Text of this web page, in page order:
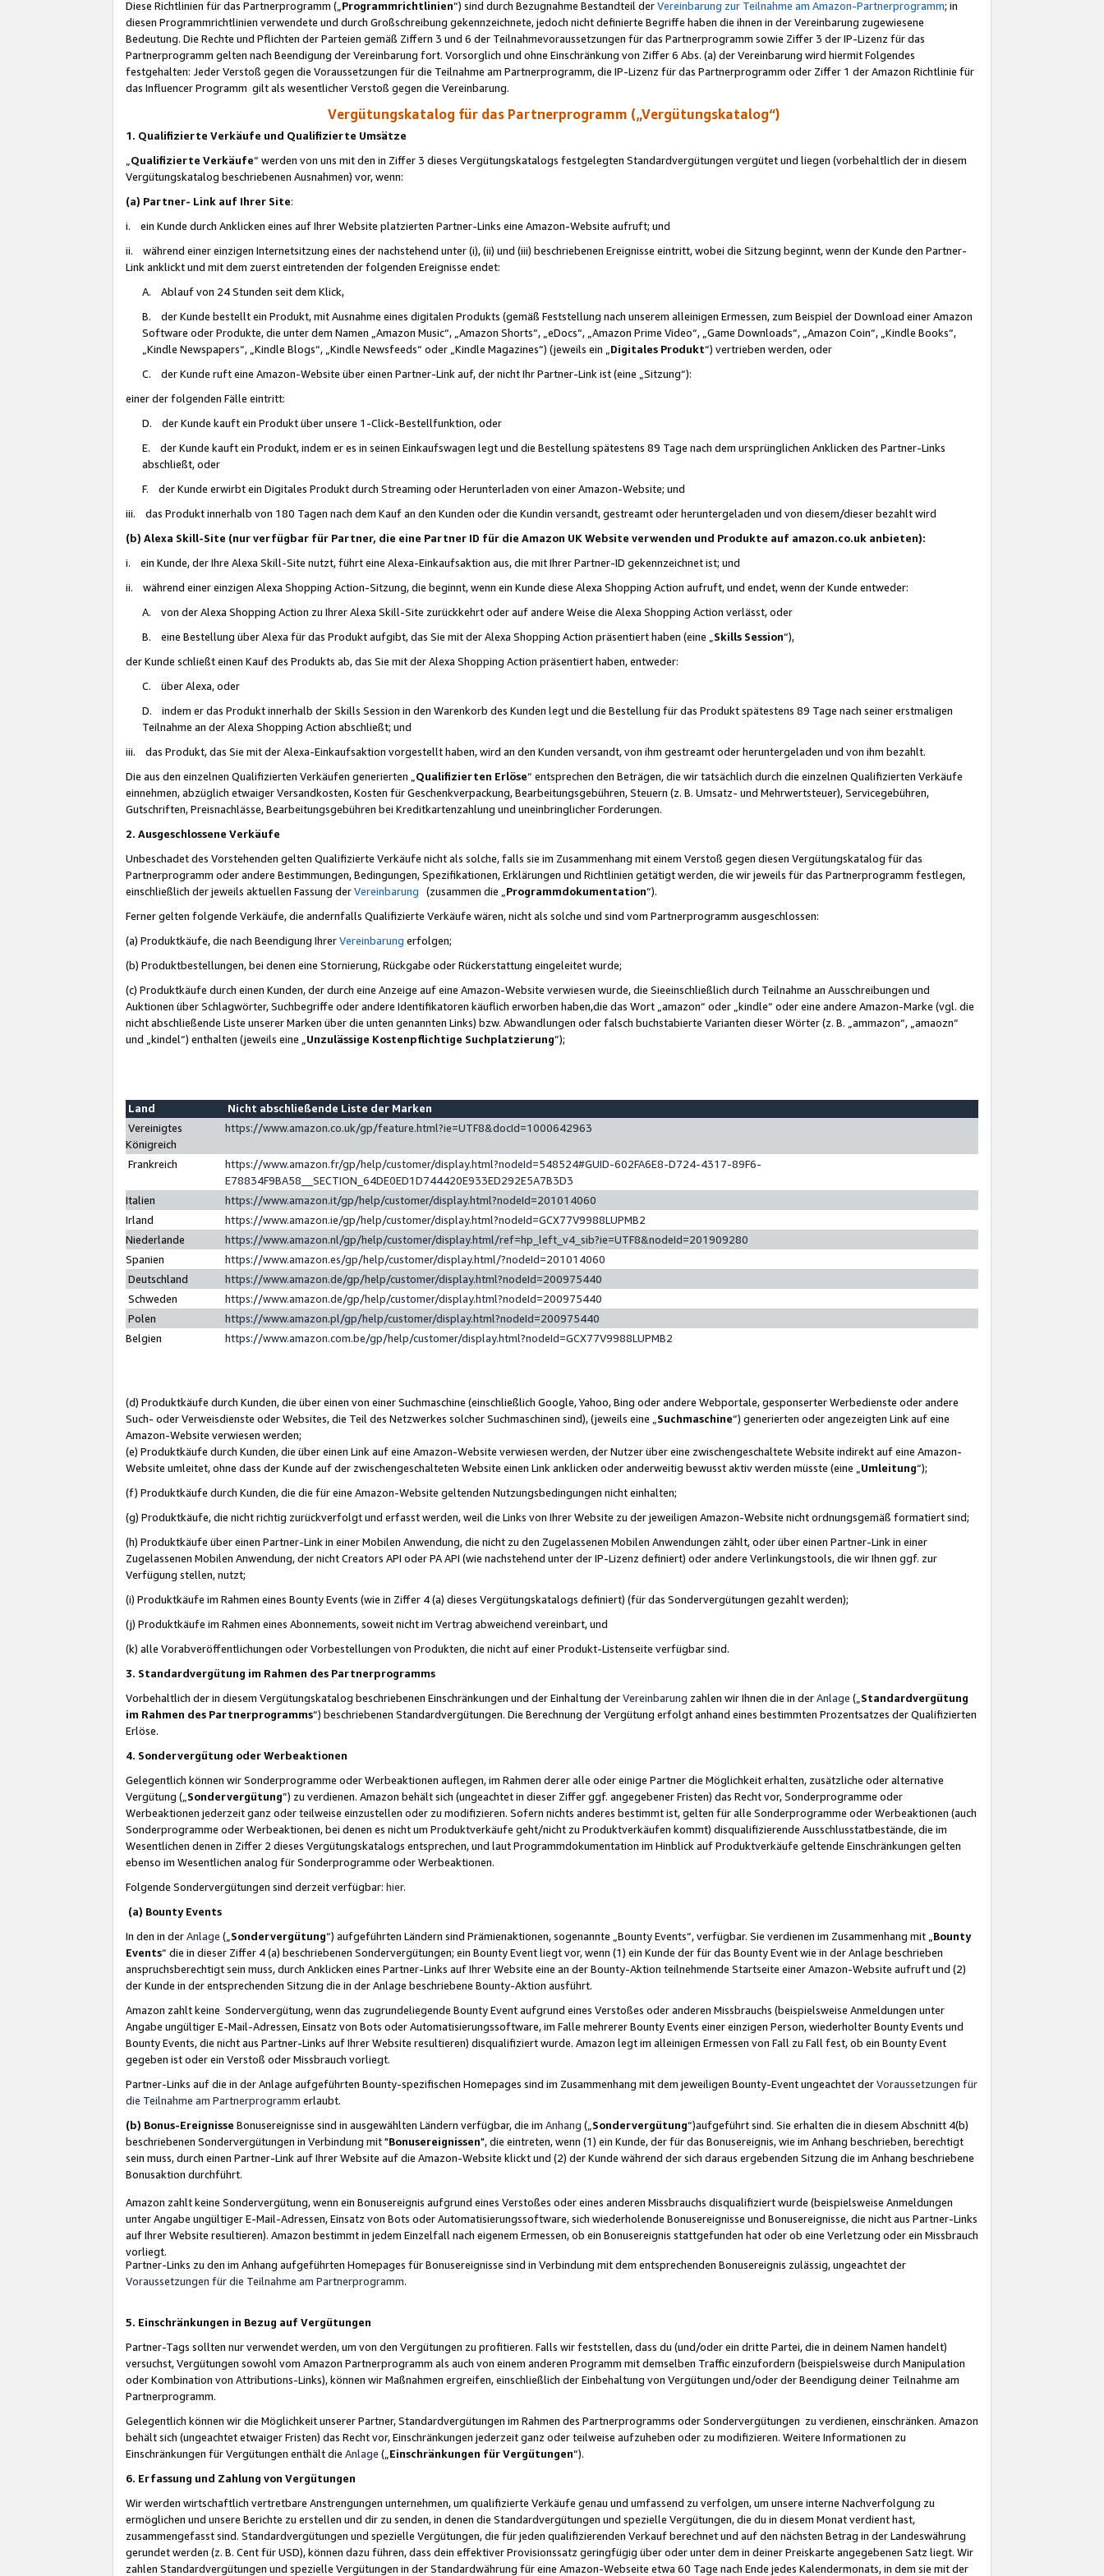
Diese Richtlinien für das Partnerprogramm („Programmrichtlinien“) sind durch Bezugnahme Bestandteil derVereinbarung zur Teilnahme am Amazon-Partnerprogramm; in
diesen Programmrichtlinien verwendete und durch Großschreibung gekennzeichnete, jedoch nicht definierte Begriffe haben die ihnen in der Vereinbarung zugewiesene
Bedeutung. Die Rechte und Pflichten der Parteien gemäß Ziffern 3 und 6 der Teilnahmevoraussetzungen für das Partnerprogramm sowie Ziffer 3 der IP-Lizenz für das
Partnerprogramm gelten nach Beendigung der Vereinbarung fort. Vorsorglich und ohne Einschränkung von Ziffer 6 Abs. (a) der Vereinbarung wird hiermit Folgendes
festgehalten: Jeder Verstoß gegen die Voraussetzungen für die Teilnahme am Partnerprogramm, die IP-Lizenz für das Partnerprogramm oder Ziffer 1 der Amazon Richtlinie für
das Influencer Programm gilt als wesentlicher Verstoß gegen die Vereinbarung.
Vergütungskatalog für das Partnerprogramm („Vergütungskatalog“)
1. Qualifizierte Verkäufe und Qualifizierte Umsätze
Qualifizierte Verkäufe“ werden von uns mit den in Ziffer 3 dieses Vergütungskatalogs festgelegten Standardvergütungen vergütet und liegen (vorbehaltlich der in diesem
Vergütungskatalog beschriebenen Ausnahmen) vor, wenn:
(a) Partner- Link auf Ihrer Site:
i. ein Kunde durch Anklicken eines auf Ihrer Website platzierten Partner-Links eine Amazon-Website aufruft; und
ii. während einer einzigen Internetsitzung eines der nachstehend unter (i), (ii) und (iii) beschriebenen Ereignisse eintritt, wobei die Sitzung beginnt, wenn der Kunde den Partner-
Link anklickt und mit dem zuerst eintretenden der folgenden Ereignisse endet:
A. Ablauf von 24 Stunden seit dem Klick,
B. der Kunde bestellt ein Produkt, mit Ausnahme eines digitalen Produkts (gemäß Feststellung nach unserem alleinigen Ermessen, zum Beispiel der Download einer Amazon
Software oder Produkte, die unter dem Namen „Amazon Music“, „Amazon Shorts“, „eDocs“, „Amazon Prime Video“, „Game Downloads“, „Amazon Coin“, „Kindle Books“,
„Kindle Newspapers“, „Kindle Blogs“, „Kindle Newsfeeds“ oder „Kindle Magazines“) (jeweils ein „ Digitales Produkt“) vertrieben werden, oder
C. der Kunde ruft eine Amazon-Website über einen Partner-Link auf, der nicht Ihr Partner-Link ist (eine „Sitzung“):
einer der folgenden Fälle eintritt:
D. der Kunde kauft ein Produkt über unsere 1-Click-Bestellfunktion, oder
E. der Kunde kauft ein Produkt, indem er es in seinen Einkaufswagen legt und die Bestellung spätestens 89 Tage nach dem ursprünglichen Anklicken des Partner-Links
abschließt, oder
F. der Kunde erwirbt ein Digitales Produkt durch Streaming oder Herunterladen von einer Amazon-Website; und
iii. das Produkt innerhalb von 180 Tagen nach dem Kauf an den Kunden oder die Kundin versandt, gestreamt oder heruntergeladen und von diesem/dieser bezahlt wird
(b) Alexa Skill-Site (nur verfügbar für Partner, die eine Partner ID für die Amazon UK Website verwenden und Produkte auf amazon.co.uk anbieten):
i. ein Kunde, der Ihre Alexa Skill-Site nutzt, führt eine Alexa-Einkaufsaktion aus, die mit Ihrer Partner-ID gekennzeichnet ist; und
ii. während einer einzigen Alexa Shopping Action-Sitzung, die beginnt, wenn ein Kunde diese Alexa Shopping Action aufruft, und endet, wenn der Kunde entweder:
A. von der Alexa Shopping Action zu Ihrer Alexa Skill-Site zurückkehrt oder auf andere Weise die Alexa Shopping Action verlässt, oder
B. eine Bestellung über Alexa für das Produkt aufgibt, das Sie mit der Alexa Shopping Action präsentiert haben (eine „ Skills Session“),
der Kunde schließt einen Kauf des Produkts ab, das Sie mit der Alexa Shopping Action präsentiert haben, entweder:
C. über Alexa, oder
D. indem er das Produkt innerhalb der Skills Session in den Warenkorb des Kunden legt und die Bestellung für das Produkt spätestens 89 Tage nach seiner erstmaligen
Teilnahme an der Alexa Shopping Action abschließt; und
iii. das Produkt, das Sie mit der Alexa-Einkaufsaktion vorgestellt haben, wird an den Kunden versandt, von ihm gestreamt oder heruntergeladen und von ihm bezahlt.
Die aus den einzelnen Qualifizierten Verkäufen generierten „ Qualifizierten Erlöse“ entsprechen den Beträgen, die wir tatsächlich durch die einzelnen Qualifizierten Verkäufe
einnehmen, abzüglich etwaiger Versandkosten, Kosten für Geschenkverpackung, Bearbeitungsgebühren, Steuern (z. B. Umsatz- und Mehrwertsteuer), Servicegebühren,
Gutschriften, Preisnachlässe, Bearbeitungsgebühren bei Kreditkartenzahlung und uneinbringlicher Forderungen.
2. Ausgeschlossene Verkäufe
Unbeschadet des Vorstehenden gelten Qualifizierte Verkäufe nicht als solche, falls sie im Zusammenhang mit einem Verstoß gegen diesen Vergütungskatalog für das
Partnerprogramm oder andere Bestimmungen, Bedingungen, Spezifikationen, Erklärungen und Richtlinien getätigt werden, die wir jeweils für das Partnerprogramm festlegen,
einschließlich der jeweils aktuellen Fassung derVereinbarung (zusammen die „ Programmdokumentation“).
Ferner gelten folgende Verkäufe, die andernfalls Qualifizierte Verkäufe wären, nicht als solche und sind vom Partnerprogramm ausgeschlossen:
(a) Produktkäufe, die nach Beendigung IhrerVereinbarung erfolgen;
(b) Produktbestellungen, bei denen eine Stornierung, Rückgabe oder Rückerstattung eingeleitet wurde;
(c) Produktkäufe durch einen Kunden, der durch eine Anzeige auf eine Amazon-Website verwiesen wurde, die Sieeinschließlich durch Teilnahme an Ausschreibungen und
Auktionen über Schlagwörter, Suchbegriffe oder andere Identifikatoren käuflich erworben haben,die das Wort „amazon“ oder „kindle“ oder eine andere Amazon-Marke (vgl. die
nicht abschließende Liste unserer Marken über die unten genannten Links) bzw. Abwandlungen oder falsch buchstabierte Varianten dieser Wörter (z. B. „ammazon“, „amaozn“
und „kindel“) enthalten (jeweils eine „ Unzulässige Kostenpflichtige Suchplatzierung”);
Land
Nicht abschließende Liste der Marken
Vereinigtes
Königreich
https://www.amazon.co.uk/gp/feature.html?ie=UTF8&docId=1000642963
Frankreich
https://www.amazon.fr/gp/help/customer/display.html?nodeId=548524#GUID-602FA6E8-D724-4317-89F6-
E78834F9BA58__SECTION_64DE0ED1D744420E933ED292E5A7B3D3
Italien
https://www.amazon.it/gp/help/customer/display.html?nodeId=201014060
Irland
https://www.amazon.ie/gp/help/customer/display.html?nodeId=GCX77V9988LUPMB2
Niederlande
https://www.amazon.nl/gp/help/customer/display.html/ref=hp_left_v4_sib?ie=UTF8&nodeId=201909280
Spanien
https://www.amazon.es/gp/help/customer/display.html/?nodeId=201014060
Deutschland
https://www.amazon.de/gp/help/customer/display.html?nodeId=200975440
Schweden
https://www.amazon.de/gp/help/customer/display.html?nodeId=200975440
Polen
https://www.amazon.pl/gp/help/customer/display.html?nodeId=200975440
Belgien
https://www.amazon.com.be/gp/help/customer/display.html?nodeId=GCX77V9988LUPMB2
(d) Produktkäufe durch Kunden, die über einen von einer Suchmaschine (einschließlich Google, Yahoo, Bing oder andere Webportale, gesponserter Werbedienste oder andere
Such- oder Verweisdienste oder Websites, die Teil des Netzwerkes solcher Suchmaschinen sind), (jeweils eine „ Suchmaschine“) generierten oder angezeigten Link auf eine
Amazon-Website verwiesen werden;
(e) Produktkäufe durch Kunden, die über einen Link auf eine Amazon-Website verwiesen werden, der Nutzer über eine zwischengeschaltete Website indirekt auf eine Amazon-
Website umleitet, ohne dass der Kunde auf der zwischengeschalteten Website einen Link anklicken oder anderweitig bewusst aktiv werden müsste (eine „ Umleitung“);
(f) Produktkäufe durch Kunden, die die für eine Amazon-Website geltenden Nutzungsbedingungen nicht einhalten;
(g) Produktkäufe, die nicht richtig zurückverfolgt und erfasst werden, weil die Links von Ihrer Website zu der jeweiligen Amazon-Website nicht ordnungsgemäß formatiert sind;
(h) Produktkäufe über einen Partner-Link in einer Mobilen Anwendung, die nicht zu den Zugelassenen Mobilen Anwendungen zählt, oder über einen Partner-Link in einer
Zugelassenen Mobilen Anwendung, der nicht Creators API oder PA API (wie nachstehend unter der IP-Lizenz definiert) oder andere Verlinkungstools, die wir Ihnen ggf. zur
Verfügung stellen, nutzt;
(i) Produktkäufe im Rahmen eines Bounty Events (wie in Ziffer 4 (a) dieses Vergütungskatalogs definiert) (für das Sondervergütungen gezahlt werden);
(j) Produktkäufe im Rahmen eines Abonnements, soweit nicht im Vertrag abweichend vereinbart, und
(k) alle Vorabveröffentlichungen oder Vorbestellungen von Produkten, die nicht auf einer Produkt-Listenseite verfügbar sind.
3. Standardvergütung im Rahmen des Partnerprogramms
Vorbehaltlich der in diesem Vergütungskatalog beschriebenen Einschränkungen und der Einhaltung derVereinbarung zahlen wir Ihnen die in derAnlage („ Standardvergütung
im Rahmen des Partnerprogramms“) beschriebenen Standardvergütungen. Die Berechnung der Vergütung erfolgt anhand eines bestimmten Prozentsatzes der Qualifizierten
Erlöse.
4. Sondervergütung oder Werbeaktionen
Gelegentlich können wir Sonderprogramme oder Werbeaktionen auflegen, im Rahmen derer alle oder einige Partner die Möglichkeit erhalten, zusätzliche oder alternative
Vergütung („ Sondervergütung”) zu verdienen. Amazon behält sich (ungeachtet in dieser Ziffer ggf. angegebener Fristen) das Recht vor, Sonderprogramme oder
Werbeaktionen jederzeit ganz oder teilweise einzustellen oder zu modifizieren. Sofern nichts anderes bestimmt ist, gelten für alle Sonderprogramme oder Werbeaktionen (auch
Sonderprogramme oder Werbeaktionen, bei denen es nicht um Produktverkäufe geht/nicht zu Produktverkäufen kommt) disqualifizierende Ausschlusstatbestände, die im
Wesentlichen denen in Ziffer 2 dieses Vergütungskatalogs entsprechen, und laut Programmdokumentation im Hinblick auf Produktverkäufe geltende Einschränkungen gelten
ebenso im Wesentlichen analog für Sonderprogramme oder Werbeaktionen.
Folgende Sondervergütungen sind derzeit verfügbar: hier.
(a) Bounty Events
In den in derAnlage („ Sondervergütung“) aufgeführten Ländern sind Prämienaktionen, sogenannte „Bounty Events“, verfügbar. Sie verdienen im Zusammenhang mit „ Bounty
Events“ die in dieser Ziffer 4 (a) beschriebenen Sondervergütungen; ein Bounty Event liegt vor, wenn (1) ein Kunde der für das Bounty Event wie in der Anlage beschrieben
anspruchsberechtigt sein muss, durch Anklicken eines Partner-Links auf Ihrer Website eine an der Bounty-Aktion teilnehmende Startseite einer Amazon-Website aufruft und (2)
der Kunde in der entsprechenden Sitzung die in der Anlage beschriebene Bounty-Aktion ausführt.
Amazon zahlt keine Sondervergütung, wenn das zugrundeliegende Bounty Event aufgrund eines Verstoßes oder anderen Missbrauchs (beispielsweise Anmeldungen unter
Angabe ungültiger E-Mail-Adressen, Einsatz von Bots oder Automatisierungssoftware, im Falle mehrerer Bounty Events einer einzigen Person, wiederholter Bounty Events und
Bounty Events, die nicht aus Partner-Links auf Ihrer Website resultieren) disqualifiziert wurde. Amazon legt im alleinigen Ermessen von Fall zu Fall fest, ob ein Bounty Event
gegeben ist oder ein Verstoß oder Missbrauch vorliegt.
Partner-Links auf die in der Anlage aufgeführten Bounty-spezifischen Homepages sind im Zusammenhang mit dem jeweiligen Bounty-Event ungeachtet derVoraussetzungen für
die Teilnahme am Partnerprogramm erlaubt.
(b) Bonus-Ereignisse Bonusereignisse sind in ausgewählten Ländern verfügbar, die im Anhang („ Sondervergütung“)aufgeführt sind. Sie erhalten die in diesem Abschnitt 4(b)
beschriebenen Sondervergütungen in Verbindung mit "Bonusereignissen", die eintreten, wenn (1) ein Kunde, der für das Bonusereignis, wie im Anhang beschrieben, berechtigt
sein muss, durch einen Partner-Link auf Ihrer Website auf die Amazon-Website klickt und (2) der Kunde während der sich daraus ergebenden Sitzung die im Anhang beschriebene
Bonusaktion durchführt.
Amazon zahlt keine Sondervergütung, wenn ein Bonusereignis aufgrund eines Verstoßes oder eines anderen Missbrauchs disqualifiziert wurde (beispielsweise Anmeldungen
unter Angabe ungültiger E-Mail-Adressen, Einsatz von Bots oder Automatisierungssoftware, sich wiederholende Bonusereignisse und Bonusereignisse, die nicht aus Partner-Links
auf Ihrer Website resultieren). Amazon bestimmt in jedem Einzelfall nach eigenem Ermessen, ob ein Bonusereignis stattgefunden hat oder ob eine Verletzung oder ein Missbrauch
vorliegt.
Partner-Links zu den im Anhang aufgeführten Homepages für Bonusereignisse sind in Verbindung mit dem entsprechenden Bonusereignis zulässig, ungeachtet der
Voraussetzungen für die Teilnahme am Partnerprogramm.
5. Einschränkungen in Bezug auf Vergütungen
Partner-Tags sollten nur verwendet werden, um von den Vergütungen zu profitieren. Falls wir feststellen, dass du (und/oder ein dritte Partei, die in deinem Namen handelt)
versuchst, Vergütungen sowohl vom Amazon Partnerprogramm als auch von einem anderen Programm mit demselben Traffic einzufordern (beispielsweise durch Manipulation
oder Kombination von Attributions-Links), können wir Maßnahmen ergreifen, einschließlich der Einbehaltung von Vergütungen und/oder der Beendigung deiner Teilnahme am
Partnerprogramm.
Gelegentlich können wir die Möglichkeit unserer Partner, Standardvergütungen im Rahmen des Partnerprogramms oder Sondervergütungen zu verdienen, einschränken. Amazon
behält sich (ungeachtet etwaiger Fristen) das Recht vor, Einschränkungen jederzeit ganz oder teilweise aufzuheben oder zu modifizieren. Weitere Informationen zu
Einschränkungen für Vergütungen enthält die Anlage („ Einschränkungen für Vergütungen“).
6. Erfassung und Zahlung von Vergütungen
Wir werden wirtschaftlich vertretbare Anstrengungen unternehmen, um qualifizierte Verkäufe genau und umfassend zu verfolgen, um unsere interne Nachverfolgung zu
ermöglichen und unsere Berichte zu erstellen und dir zu senden, in denen die Standardvergütungen und spezielle Vergütungen, die du in diesem Monat verdient hast,
zusammengefasst sind. Standardvergütungen und spezielle Vergütungen, die für jeden qualifizierenden Verkauf berechnet und auf den nächsten Betrag in der Landeswährung
gerundet werden (z. B. Cent für USD), können dazu führen, dass dein effektiver Provisionssatz geringfügig über oder unter dem in deiner Preiskarte angegebenen Satz liegt. Wir
zahlen Standardvergütungen und spezielle Vergütungen in der Standardwährung für eine Amazon-Webseite etwa 60 Tage nach Ende jedes Kalendermonats, in dem sie mit der